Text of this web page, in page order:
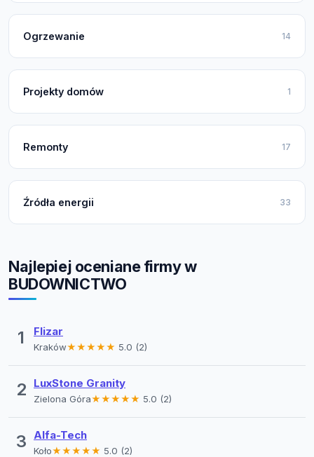
Ogrzewanie 14
Projekty domów 1
Remonty 17
Źródła energii 33
Najlepiej oceniane firmy w
BUDOWNICTWO
1 Flizar
Kraków★★★★★ 5.0 (2)
2 LuxStone Granity
Zielona Góra★★★★★ 5.0 (2)
3 Alfa-Tech
Koło★★★★★ 5.0 (2)